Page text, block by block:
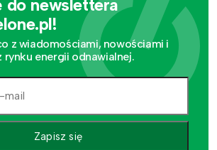
do newslettera
z wiadomościami, nowościami i
energii odnawialnej.
Zapisz się